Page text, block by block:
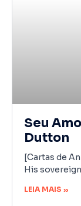
Seu
Dutton
[Cartas de
His
LEIA MAIS »